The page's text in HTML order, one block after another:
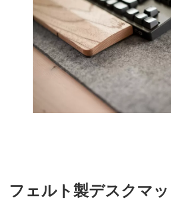
フェルト製デスクマ